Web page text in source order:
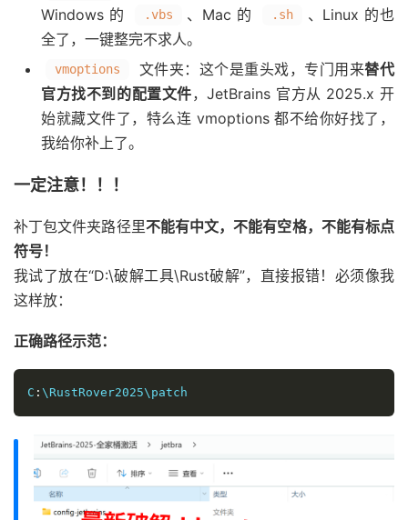
Windows 的 .vbs 、Mac 的 .sh
、Linux 的也
全了，一键整完不求人。
vmoptions 文件夹：这个是重头戏，专门用来替代
官方找不到的配置文件，JetBrains 官方从 2025.x 开
始就藏文件了，特么连 vmoptions 都不给你好找了，
我给你补上了。
一定注意！！！
补丁包文件夹路径里不能有中文，不能有空格，不能有标点
符号！
我试了放在“D:\破解工具\Rust破解”，直接报错！必须像我
这样放：
正确路径示范：
C : \RustRover2025\patch